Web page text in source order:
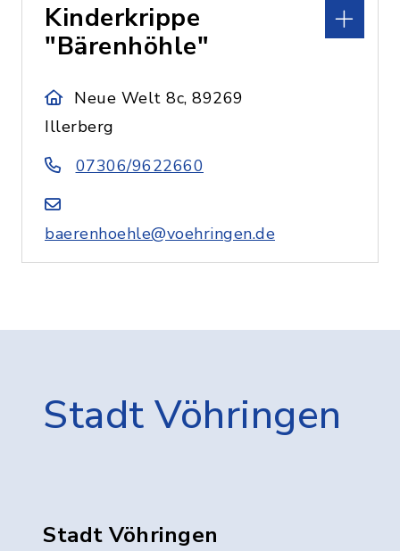
Kinderkrippe
"Bärenhöhle"
Neue Welt 8c, 89269
Illerberg
07306/9622660
baerenhoehle@voehringen.de
Stadt Vöhringen
Stadt Vöhringen